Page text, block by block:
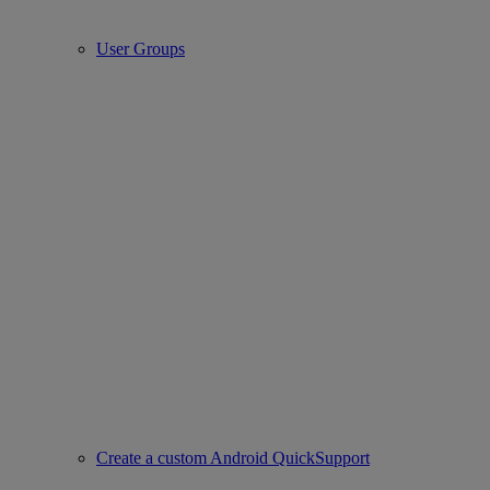
User Groups
Create a custom Android QuickSupport